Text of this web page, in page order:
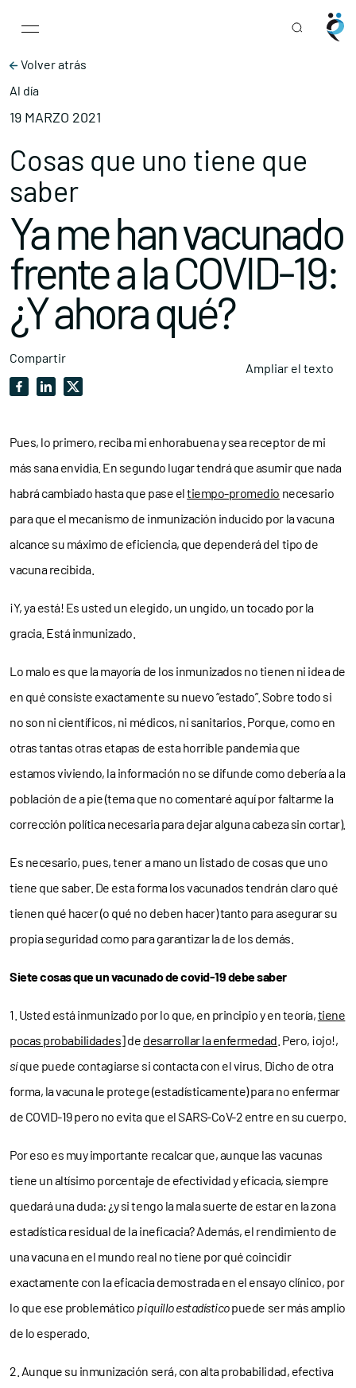
Main Navigation
Volver atrás
Al día
19 MARZO 2021
Cosas que uno tiene que
saber
Ya me han vacunado
frente a la COVID-19:
¿Y ahora qué?
Compartir
Ampliar el texto
Pues, lo primero, reciba mi enhorabuena y sea receptor de mi
más sana envidia. En segundo lugar tendrá que asumir que nada
habrá cambiado hasta que pase eltiempo-promedio necesario
para que el mecanismo de inmunización inducido por la vacuna
alcance su máximo de eficiencia, que dependerá del tipo de
vacuna recibida.
¡Y, ya está! Es usted un elegido, un ungido, un tocado por la
gracia. Está inmunizado.
Lo malo es que la mayoría de los inmunizados no tienen ni idea de
en qué consiste exactamente su nuevo “estado”. Sobre todo si
no son ni científicos, ni médicos, ni sanitarios. Porque, como en
otras tantas otras etapas de esta horrible pandemia que
estamos viviendo, la información no se difunde como debería a la
población de a pie (tema que no comentaré aquí por faltarme la
corrección política necesaria para dejar alguna cabeza sin cortar).
Es necesario, pues, tener a mano un listado de cosas que uno
tiene que saber. De esta forma los vacunados tendrán claro qué
tienen qué hacer (o qué no deben hacer) tanto para asegurar su
propia seguridad como para garantizar la de los demás.
Siete cosas que un vacunado de covid-19 debe saber
1. Usted está inmunizado por lo que, en principio y en teoría,tiene
pocas probabilidades] de desarrollar la enfermedad . Pero, ¡ojo!,
síque puede contagiarse si contacta con el virus. Dicho de otra
forma, la vacuna le protege (estadísticamente) para no enfermar
de COVID-19 pero no evita que el SARS-CoV-2 entre en su cuerpo.
Por eso es muy importante recalcar que, aunque las vacunas
tiene un altísimo porcentaje de efectividad y eficacia, siempre
quedará una duda: ¿y si tengo la mala suerte de estar en la zona
estadística residual de la ineficacia? Además, el rendimiento de
una vacuna en el mundo real no tiene por qué coincidir
exactamente con la eficacia demostrada en el ensayo clínico, por
lo que ese problemático piquillo estadísticopuede ser más amplio
de lo esperado.
2. Aunque su inmunización será, con alta probabilidad, efectiva